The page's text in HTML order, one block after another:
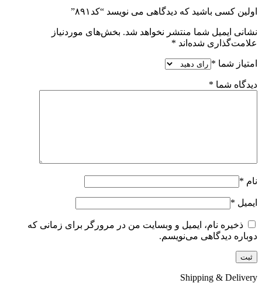
اولین کسی باشید که دیدگاهی می نویسد “کد۸۹۱”
نشانی ایمیل شما منتشر نخواهد شد. بخش‌های موردنیاز
علامت‌گذاری شده‌اند *
امتیاز شما *
دیدگاه شما *
نام *
ایمیل *
ذخیره نام، ایمیل و وبسایت من در مرورگر برای زمانی که
دوباره دیدگاهی می‌نویسم.
Shipping & Delivery